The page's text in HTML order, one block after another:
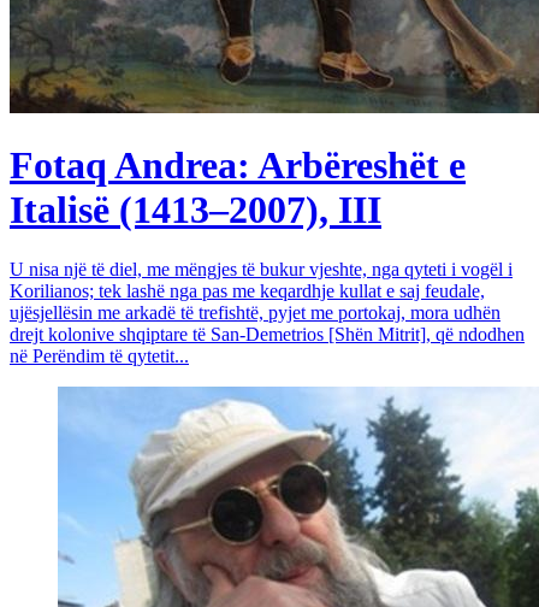
Fotaq Andrea: Arbëreshët e
Italisë (1413–2007), III
U nisa një të diel, me mëngjes të bukur vjeshte, nga qyteti i vogël i
Korilianos; tek lashë nga pas me keqardhje kullat e saj feudale,
ujësjellësin me arkadë të trefishtë, pyjet me portokaj, mora udhën
drejt kolonive shqiptare të San-Demetrios [Shën Mitrit], që ndodhen
në Perëndim të qytetit...